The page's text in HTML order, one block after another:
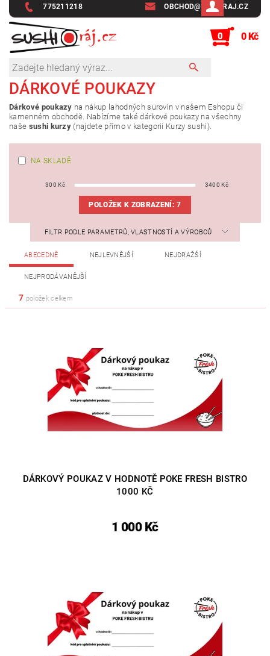
775211218 OBCHOD@SUSHIRAJ.CZ
0 0 Kč
DÁRKOVÉ POUKAZY
Dárkové poukazy na nákup lahodných surovin v našem Eshopu či
kamenném obchodě. Nabízíme také dárkové poukazy na všechny
naše sushi kurzy (najdete přímo v kategorii Kurzy sushi).
NA SKLADĚ
300 Kč 3400 Kč
POLOŽEK K ZOBRAZENÍ:7
FILTR PODLE PARAMETRŮ, VLASTNOSTÍ A VÝROBCŮ
ABECEDNĚ NEJLEVNĚJŠÍ NEJDRAŽŠÍ
NEJPRODÁVANĚJŠÍ
7 položek celkem
DÁRKOVÝ POUKAZ V HODNOTĚ POKE FRESH BISTRO
1000 KČ
1 000 Kč